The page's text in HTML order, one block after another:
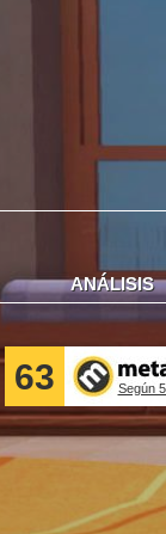
ANÁLISIS
63 Según